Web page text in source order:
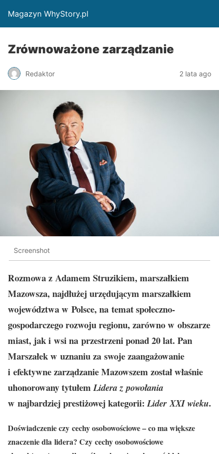
Magazyn WhyStory.pl
Zrównoważone zarządzanie
Redaktor 2 lata ago
Screenshot
Rozmowa z Adamem Struzikiem, marszałkiem
Mazowsza, najdłużej urzędującym marszałkiem
województwa w Polsce, na temat społeczno-
gospodarczego rozwoju regionu, zarówno w obszarze
miast, jak i wsi na przestrzeni ponad 20 lat. Pan
Marszałek w uznaniu za swoje zaangażowanie
i efektywne zarządzanie Mazowszem został właśnie
uhonorowany tytułemLidera z powołania
w najbardziej prestiżowej kategorii:Lider XXI wieku.
Doświadczenie czy cechy osobowościowe – co ma większe
znaczenie dla lidera? Czy cechy osobowościowe